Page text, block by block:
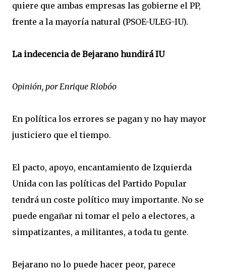
quiere que ambas empresas las gobierne el PP,
frente a la mayoría natural (PSOE-ULEG-IU).
La indecencia de Bejarano hundirá IU
Opinión, por Enrique Riobóo
En política los errores se pagan y no hay mayor
justiciero que el tiempo.
El pacto, apoyo, encantamiento de Izquierda
Unida con las políticas del Partido Popular
tendrá un coste político muy importante. No se
puede engañar ni tomar el pelo a electores, a
simpatizantes, a militantes, a toda tu gente.
Bejarano no lo puede hacer peor, parece